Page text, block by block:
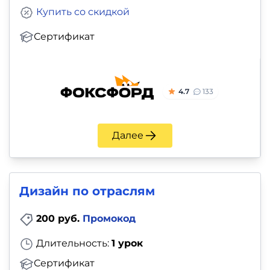
Сертификат
Купить со скидкой
4.7 133
Далее
Дизайн по отраслям
200 руб. Промокод
Длительность: 1 урок
Сертификат